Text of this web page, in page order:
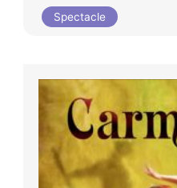
Spectacle